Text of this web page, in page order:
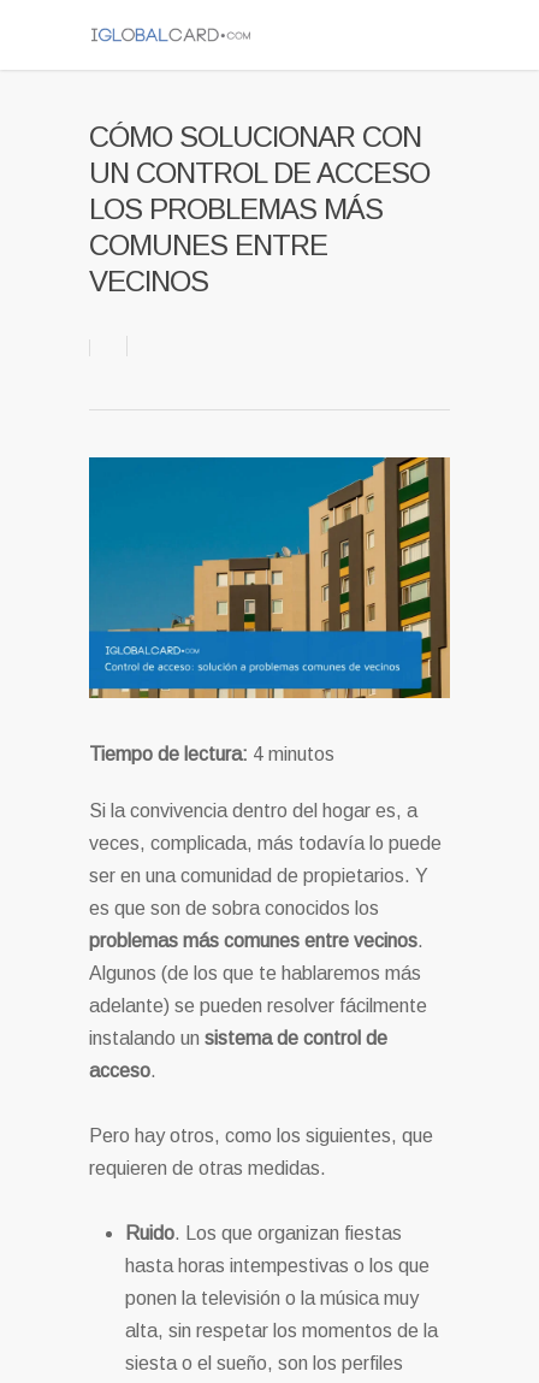
CÓMO SOLUCIONAR CON
UN CONTROL DE ACCESO
LOS PROBLEMAS MÁS
COMUNES ENTRE
VECINOS
Tiempo de lectura: 4 minutos
Si la convivencia dentro del hogar es, a
veces, complicada, más todavía lo puede
ser en una comunidad de propietarios. Y
es que son de sobra conocidos los
problemas más comunes entre vecinos.
Algunos (de los que te hablaremos más
adelante) se pueden resolver fácilmente
instalando un sistema de control de
acceso.
Pero hay otros, como los siguientes, que
requieren de otras medidas.
Ruido. Los que organizan fiestas
hasta horas intempestivas o los que
ponen la televisión o la música muy
alta, sin respetar los momentos de la
siesta o el sueño, son los perfiles